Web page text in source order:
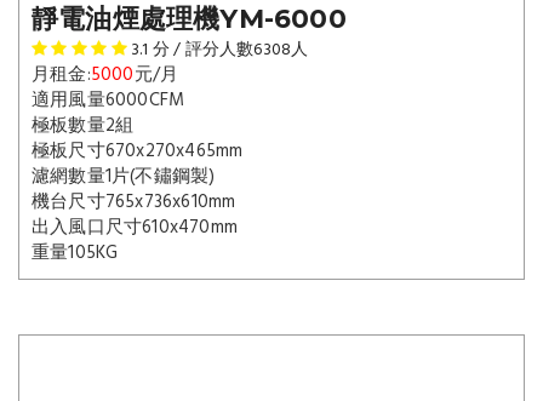
靜電油煙處理機YM-6000
3.1 分 / 評分人數6308人
月租金:5000元/月
適用風量6000CFM
極板數量2組
極板尺寸670x270x465mm
濾網數量1片(不鏽鋼製)
機台尺寸765x736x610mm
出入風口尺寸610x470mm
重量105KG